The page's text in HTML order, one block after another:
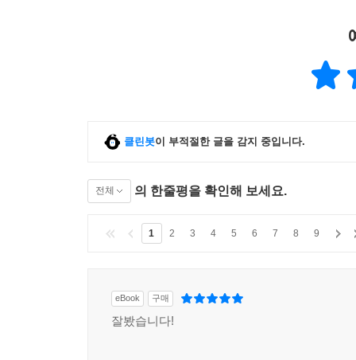
클린봇이 부적절한 글을 감지 중입니다.
전체 의 한줄평을 확인해 보세요.
1 2 3 4 5 6 7 8 9
eBook 구매
잘봤습니다!